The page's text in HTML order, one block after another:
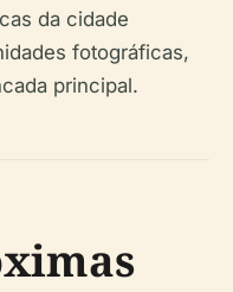
da cidade
fotográficas,
principal.